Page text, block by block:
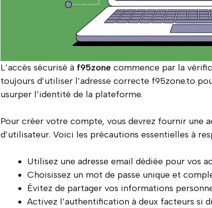
L’accès sécurisé à f95zone commence par la
toujours d’utiliser l’adresse correcte f95zone.to
usurper l’identité de la plateforme.
Pour créer votre compte, vous devrez fournir une
d’utilisateur. Voici les précautions essentielles à
Utilisez une adresse email dédiée pour vos
Choisissez un mot de passe unique et
Évitez de partager vos informations
Activez l’authentification à deux facteurs si